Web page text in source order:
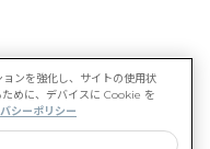
ョンを強化し、サイトの使用状
めに、デバイスに Cookie を
シーポリシー